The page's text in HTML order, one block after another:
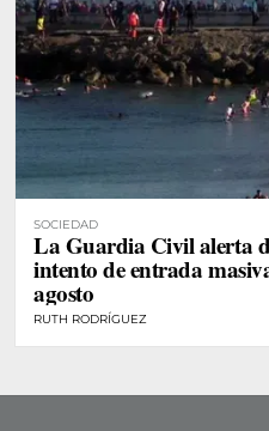
SOCIEDAD
La Guardia Civil alerta
intento de entrada
agosto
RUTH RODRÍGUEZ